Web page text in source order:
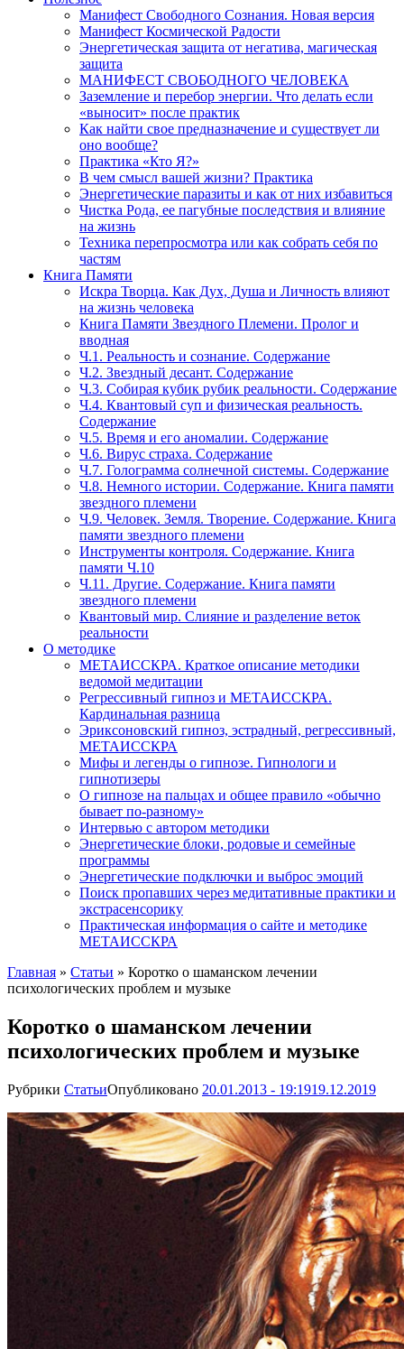
Манифест Свободного Сознания. Новая версия
Манифест Космической Радости
Энергетическая защита от негатива, магическая
защита
МАНИФЕСТ СВОБОДНОГО ЧЕЛОВЕКА
Заземление и перебор энергии. Что делать если
«выносит» после практик
Как найти свое предназначение и существует ли
оно вообще?
Практика «Кто Я?»
В чем смысл вашей жизни? Практика
Энергетические паразиты и как от них избавиться
Чистка Рода, ее пагубные последствия и влияние
на жизнь
Техника перепросмотра или как собрать себя по
частям
Книга Памяти
Искра Творца. Как Дух, Душа и Личность влияют
на жизнь человека
Книга Памяти Звездного Племени. Пролог и
вводная
Ч.1. Реальность и сознание. Содержание
Ч.2. Звездный десант. Содержание
Ч.3. Собирая кубик рубик реальности. Содержание
Ч.4. Квантовый суп и физическая реальность.
Содержание
Ч.5. Время и его аномалии. Содержание
Ч.6. Вирус страха. Содержание
Ч.7. Голограмма солнечной системы. Содержание
Ч.8. Немного истории. Содержание. Книга памяти
звездного племени
Ч.9. Человек. Земля. Творение. Содержание. Книга
памяти звездного племени
Инструменты контроля. Содержание. Книга
памяти Ч.10
Ч.11. Другие. Содержание. Книга памяти
звездного племени
Квантовый мир. Слияние и разделение веток
реальности
О методике
МЕТАИССКРА. Краткое описание методики
ведомой медитации
Регрессивный гипноз и МЕТАИССКРА.
Кардинальная разница
Эриксоновский гипноз, эстрадный, регрессивный,
МЕТАИССКРА
Мифы и легенды о гипнозе. Гипнологи и
гипнотизеры
О гипнозе на пальцах и общее правило «обычно
бывает по-разному»
Интервью с автором методики
Энергетические блоки, родовые и семейные
программы
Энергетические подключки и выброс эмоций
Поиск пропавших через медитативные практики и
экстрасенсорику
Практическая информация о сайте и методике
МЕТАИССКРА
Главная » Статьи » Коротко о шаманском лечении
психологических проблем и музыке
Коротко о шаманском лечении
психологических проблем и музыке
Рубрики СтатьиОпубликовано 20.01.2013 - 19:1919.12.2019